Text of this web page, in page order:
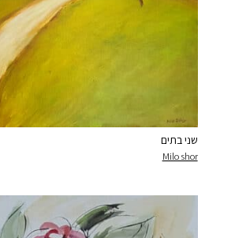
שני בתים
Milo shor